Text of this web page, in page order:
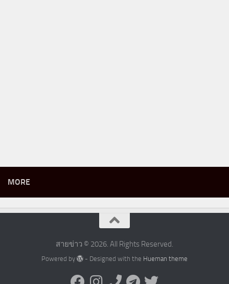
MORE
สายข่าว © 2026. All Rights Reserved.
Powered by - Designed with the Hueman theme